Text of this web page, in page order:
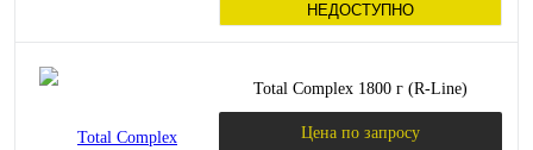
НЕДОСТУПНО
Total Complex 1800 г (R-Line)
Цена по запросу